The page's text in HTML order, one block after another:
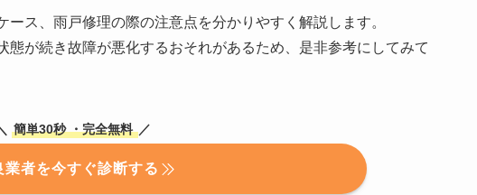
ス、雨戸修理の際の注意点を分かりやすく解説します。
が続き故障が悪化するおそれがあるため、是非参考にしてみて
簡単30秒 ・完全無料 ／
業者を今すぐ診断する